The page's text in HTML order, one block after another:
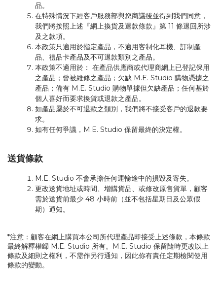
品。
在特殊情況下經客戶服務部與您商議後並得到我們同意，
我們將按照上述『網上換貨及退款條款』第 11 條退回所涉
及之款項。
本政策只適用於指定產品，不適用客制化耳機、訂制產
品、禮品卡產品及不可退款類別之產品。
本政策不適用於： 在產品供應商或代理商網上已登記保用
之產品；曾被維修之產品；欠缺 M.E. Studio 購物憑據之
產品；備有 M.E. Studio 購物單據但欠缺產品；任何基於
個人喜好而要求換貨或退款之產品。
如產品屬於不可退款之類別，我們將不接受客戶的退款要
求。
如有任何爭議，M.E. Studio 保留最終的決定權。
送貨條款
M.E. Studio 不會承擔任何運輸途中的損毀及寄失。
更改送貨地址或時間、增購貨品、或修改原售貨單，顧客
需於送貨前最少 48 小時前（並不包括星期日及公眾假
期）通知。
*注意：顧客在網上購買本公司所代理產品即接受上述條款，本條款
最終解釋權歸 M.E. Studio 所有。 M.E. Studio 保留隨時更改以上
條款及細則之權利，不需作另行通知，因此你有責任定期檢閱使用
條款的變動。